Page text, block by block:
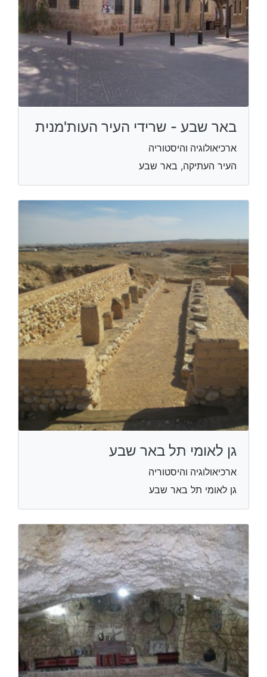
באר שבע - שרידי העיר העות'מנית
ארכיאולוגיה והיסטוריה
העיר העתיקה, באר שבע
גן לאומי תל באר שבע
ארכיאולוגיה והיסטוריה
גן לאומי תל באר שבע